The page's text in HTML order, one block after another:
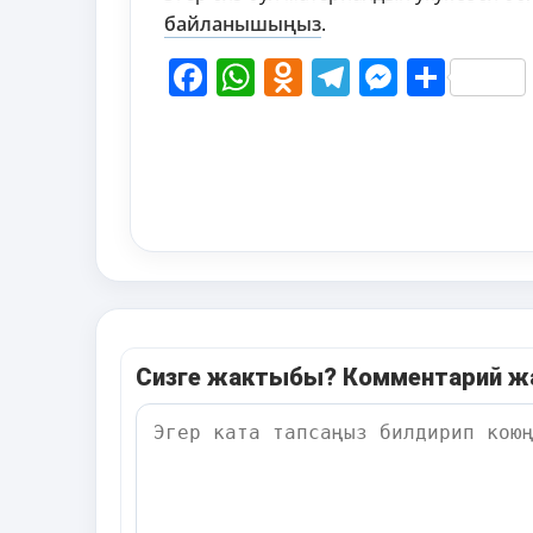
байланышыңыз.
Facebook
WhatsApp
Telegram
Share
Сизге жактыбы? Комментарий